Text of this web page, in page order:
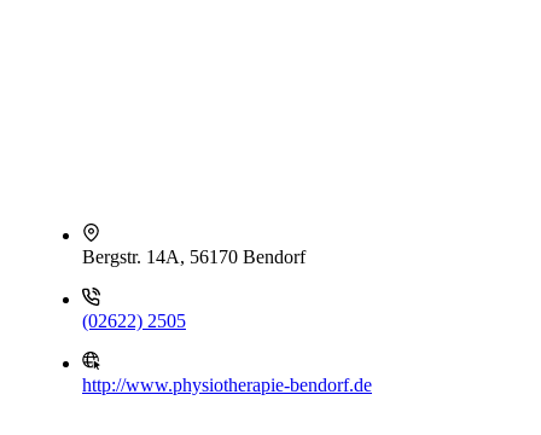
Bergstr. 14A, 56170 Bendorf
(02622) 2505
http://www.physiotherapie-bendorf.de